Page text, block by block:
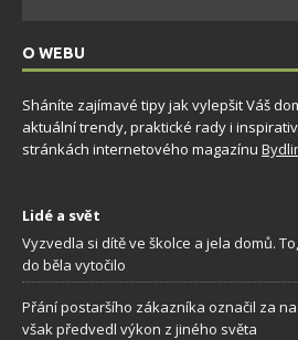
O WEBU
Sháníte zajímavé tipy jak vylepšit Váš
aktuální trendy, praktické rady i
stránkách internetového magazínu
Lidé a svět
Vyzvedla si dítě ve školce a jela domů.
do běla vytočilo
Přání postaršího zákazníka označil za
však předvedl výkon z jiného světa